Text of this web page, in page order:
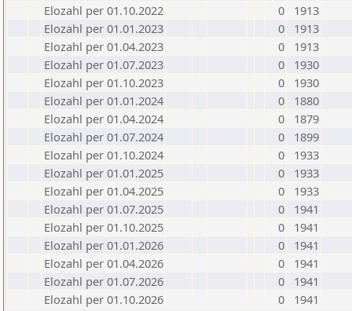
Elozahl per 01.10.2022
0
1913
Elozahl per 01.01.2023
0
1913
Elozahl per 01.04.2023
0
1913
Elozahl per 01.07.2023
0
1930
Elozahl per 01.10.2023
0
1930
Elozahl per 01.01.2024
0
1880
Elozahl per 01.04.2024
0
1879
Elozahl per 01.07.2024
0
1899
Elozahl per 01.10.2024
0
1933
Elozahl per 01.01.2025
0
1933
Elozahl per 01.04.2025
0
1933
Elozahl per 01.07.2025
0
1941
Elozahl per 01.10.2025
0
1941
Elozahl per 01.01.2026
0
1941
Elozahl per 01.04.2026
0
1941
Elozahl per 01.07.2026
0
1941
Elozahl per 01.10.2026
0 1941